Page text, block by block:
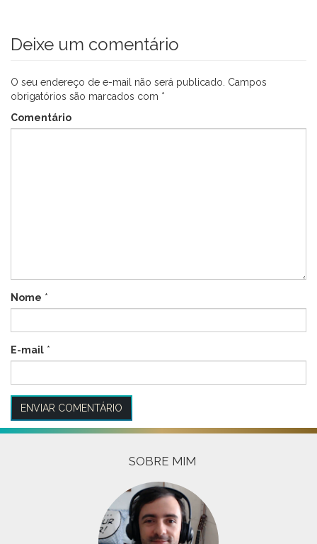
Deixe um comentário
O seu endereço de e-mail não será publicado. Campos
obrigatórios são marcados com *
Comentário
Nome *
E-mail *
SOBRE MIM